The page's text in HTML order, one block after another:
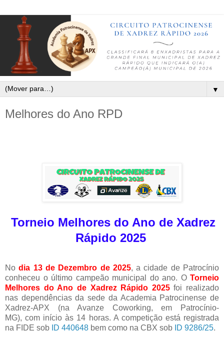
▼
Melhores do Ano RPD
Torneio Melhores do Ano de Xadrez
Rápido 2025
Nodia 13 de Dezembro de 2025, a cidade de Patrocínio
conheceu o último campeão municipal do ano. O Torneio
Melhores do Ano de Xadrez Rápido 2025foi realizado
nas dependências da sede da Academia Patrocinense de
Xadrez-APX (na Avanze Coworking, em Patrocínio-
MG),com início às 14 horas. A competição está registrada
na FIDE sob ID 440648 bem como na CBX sob ID 9286/25.